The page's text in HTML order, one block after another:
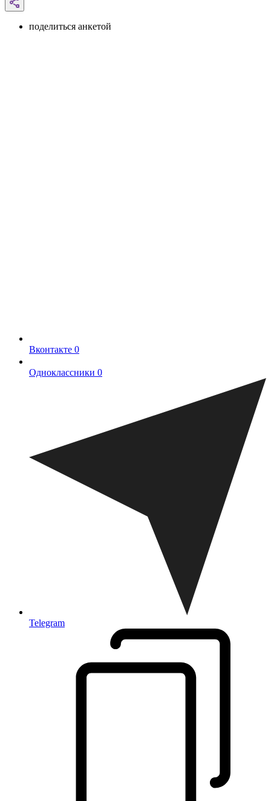
поделиться анкетой
Вконтакте 0
Одноклассники 0
Telegram